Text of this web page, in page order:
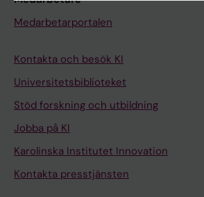
Medarbetarportalen
Kontakta och besök KI
Universitetsbiblioteket
Stöd forskning och utbildning
Jobba på KI
Karolinska Institutet Innovation
Kontakta presstjänsten